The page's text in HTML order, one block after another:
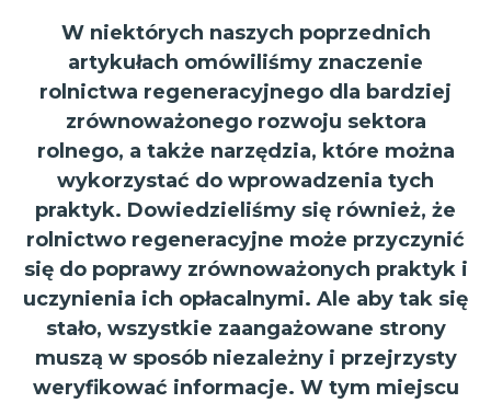
W niektórych naszych poprzednich
artykułach omówiliśmy znaczenie
rolnictwa regeneracyjnego dla bardziej
zrównoważonego rozwoju sektora
rolnego, a także narzędzia, które można
wykorzystać do wprowadzenia tych
praktyk. Dowiedzieliśmy się również, że
rolnictwo regeneracyjne może przyczynić
się do poprawy zrównoważonych praktyk i
uczynienia ich opłacalnymi. Ale aby tak się
stało, wszystkie zaangażowane strony
muszą w sposób niezależny i przejrzysty
weryfikować informacje. W tym miejscu